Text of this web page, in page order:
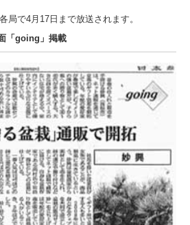
局で4月17日まで放送されます。
「going」掲載